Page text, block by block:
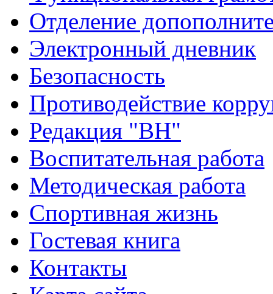
Отделение
Электронный дневник
Безопасность
Противодействие
Редакция "ВН"
Воспитательная работа
Методическая работа
Спортивная жизнь
Гостевая книга
Контакты